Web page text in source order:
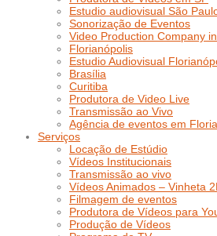
Estudio audiovisual São
Sonorização de Eventos
Video Production Company
Florianópolis
Estudio Audiovisual
Brasília
Curitiba
Produtora de Video Live
Transmissão ao Vivo
Agência de eventos em
Serviços
Locação de Estúdio
Vídeos Institucionais
Transmissão ao vivo
Vídeos Animados – Vinheta
Filmagem de eventos
Produtora de Vídeos para
Produção de Vídeos